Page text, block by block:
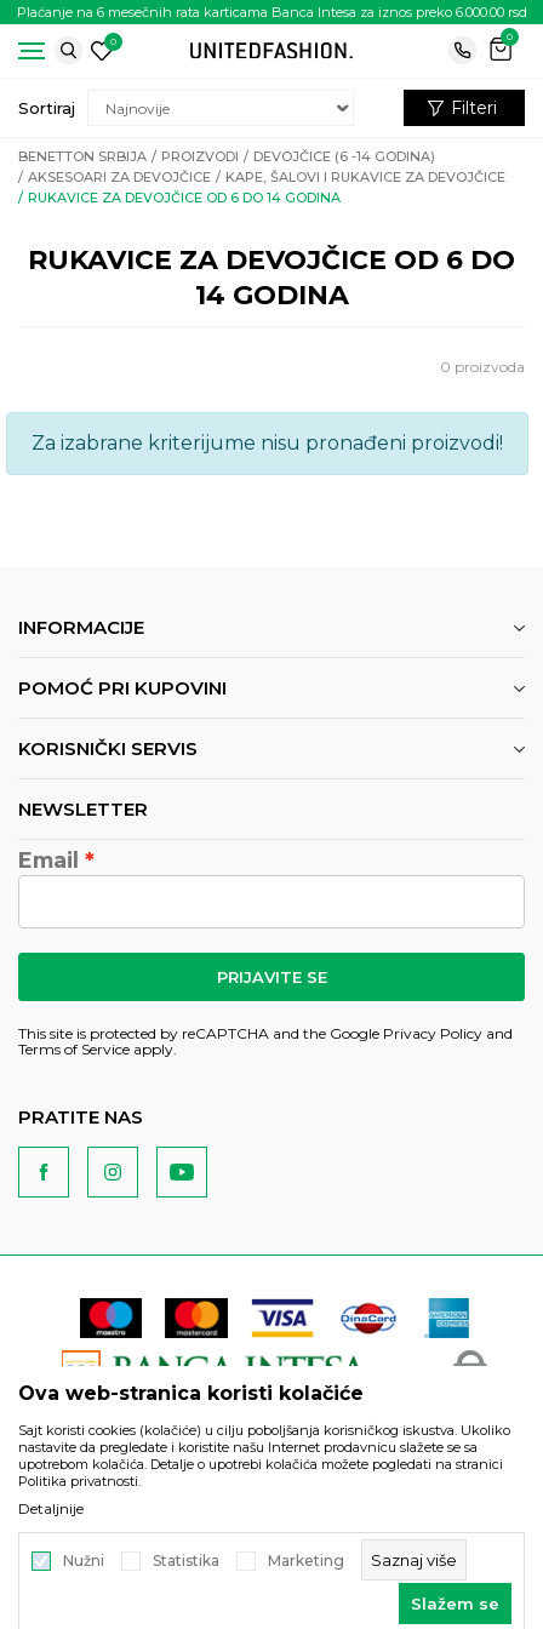
Plaćanje na 6 mesečnih rata karticama Banca Intesa za iznos preko 6.000.00 rsd
0
0
BENETTON SRBIJA PROIZVODI
DEVOJČICE (6 -14 GODINA)
AKSESOARI ZA DEVOJČICE
KAPE, ŠALOVI I RUKAVICE ZA DEVOJČICE
RUKAVICE ZA DEVOJČICE OD 6 DO 14 GODINA
RUKAVICE ZA DEVOJČICE OD 6 DO
14 GODINA
Sortiraj Filteri
0 proizvoda
Za izabrane kriterijume nisu pronađeni proizvodi!
INFORMACIJE
POMOĆ PRI KUPOVINI
KORISNIČKI SERVIS
NEWSLETTER
Email
PRIJAVITE SE
This site is protected by reCAPTCHA and the Google Privacy Policy and
Terms of Service apply.
PRATITE NAS
artikli prikazani na sajtu su deo naše ponude i ne podrazumeva
da su dostupni u svakom trenutku.
, IzradaNB SOFT. Sva prava
Ova web-stranica koristi kolačiće
Sajt koristi cookies (kolačiće) u cilju poboljšanja korisničkog iskustva. Ukoliko
nastavite da pregledate i koristite našu Internet prodavnicu slažete se sa
upotrebom kolačića. Detalje o upotrebi kolačića možete pogledati na stranici
Politika privatnosti.
Detaljnije
Nužni Statistika Marketing Saznaj više
Slažem se